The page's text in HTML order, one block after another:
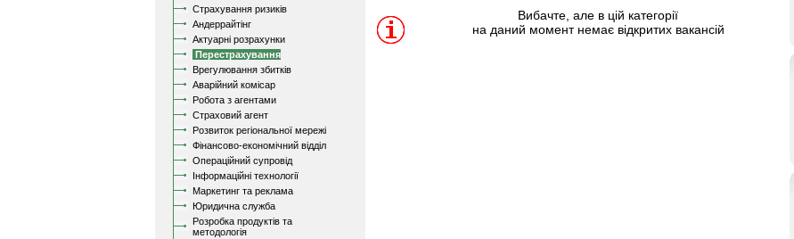
Страхування ризиків
Андеррайтінг
Актуарні розрахунки
Перестрахування
Врегулювання збитків
Аварійний комісар
Робота з агентами
Страховий агент
Розвиток регіональної мережі
Фінансово-економічний відділ
Операційний супровід
Інформаційні технології
Маркетинг та реклама
Юридична служба
Розробка продуктів та
методологія
Вибачте, але в цій категорії
на даний момент немає відкритих вакансій